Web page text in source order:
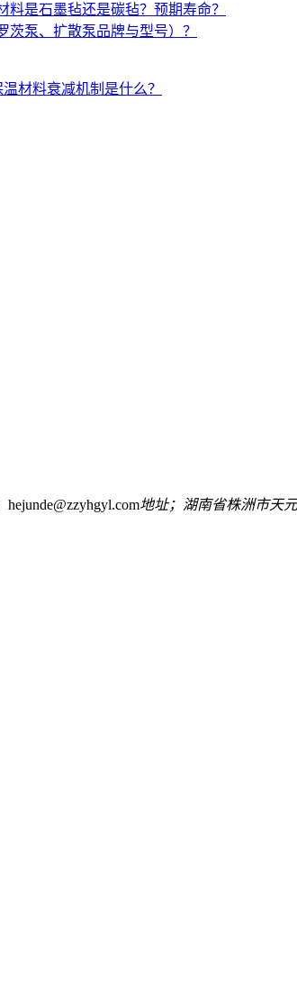
是石墨毡还是碳毡？预期寿命？
泵、扩散泵品牌与型号）？
材料衰减机制是什么？
hejunde@zzyhgyl.com地址；湖南省株洲市天